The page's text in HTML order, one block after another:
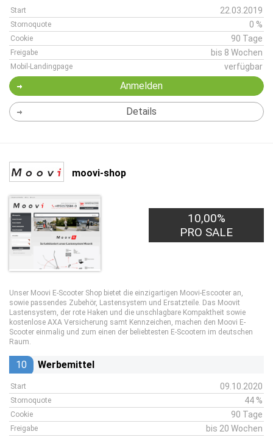
Start 22.03.2019
Stornoquote 0 %
Cookie 90 Tage
Freigabe bis 8 Wochen
Mobil-Landingpage verfügbar
Anmelden
Details
moovi-shop
10,00%
PRO SALE
Unser Moovi E-Scooter Shop bietet die einzigartigen Moovi-Escooter an,
sowie passendes Zubehör, Lastensystem und Ersatzteile. Das Moovit
Lastensystem, der rote Haken und die unschlagbare Kompaktheit sowie
kostenlose AXA Versicherung samt Kennzeichen, machen den Moovi E-
Scooter einmalig und zum einen der beliebtesten E-Scootern im deutschen
Raum.
10 Werbemittel
Start 09.10.2020
Stornoquote 44 %
Cookie 90 Tage
Freigabe bis 20 Wochen